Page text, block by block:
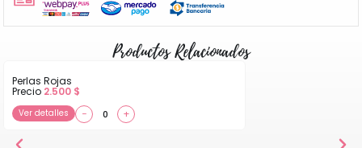
Productos Relacionados
Perlas Rojas
Precio 2.500 $
Ver detalles − +